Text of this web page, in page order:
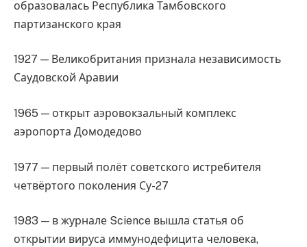
образовалась Республика Тамбовского
партизанского края
1927 — Великобритания признала независимость
Саудовской Аравии
1965 — открыт аэровокзальный комплекс
аэропорта Домодедово
1977 — первый полёт советского истребителя
четвёртого поколения Су-27
1983 — в журнале Science вышла статья об
открытии вируса иммунодефицита человека,